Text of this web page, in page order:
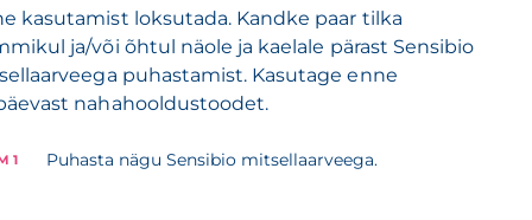
kasutamist loksutada. Kandke paar tilka
ja/või õhtul näole ja kaelale pärast Sensibio
puhastamist. Kasutage enne
nahahooldustoodet.
1 Puhasta nägu Sensibio mitsellaarveega.